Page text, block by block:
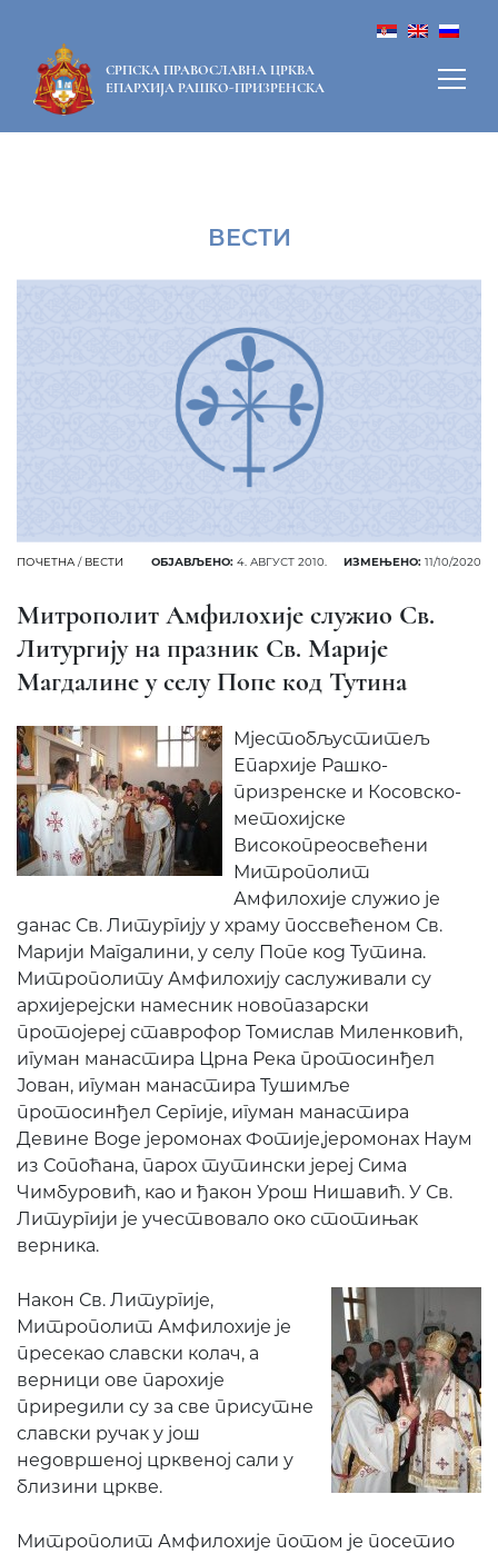
СРПСКА ПРАВОСЛАВНА ЦРКВА
ЕПАРХИЈА РАШКО-ПРИЗРЕНСКА
ВЕСТИ
ПОЧЕТНА / ВЕСТИ ОБЈАВЉЕНО: 4. АВГУСТ 2010. ИЗМЕЊЕНО: 11/10/2020
Митрополит Амфилохије служио Св.
Литургију на празник Св. Марије
Магдалине у селу Попе код Тутина
Мјестобљуститељ
Епархије Рашко-
призренске и Косовско-
метохијске
Високопреосвећени
Митрополит
Амфилохије служио је
данас Св. Литургију у храму поссвећеном Св.
Марији Магдалини, у селу Попе код Тутина.
Митрополиту Амфилохију саслуживали су
архијерејски намесник новопазарски
протојереј ставрофор Томислав Миленковић,
игуман манастира Црна Река протосинђел
Јован, игуман манастира Тушимље
протосинђел Сергије, игуман манастира
Девине Воде јеромонах Фотије,јеромонах Наум
из Сопоћана, парох тутински јереј Сима
Чимбуровић, као и ђакон Урош Нишавић. У Св.
Литургији је учествовало око стотињак
верника.
Након Св. Литургије,
Митрополит Амфилохије је
пресекао славски колач, а
верници ове парохије
приредили су за све присутне
славски ручак у још
недовршеној црквеној сали у
близини цркве.
Митрополит Амфилохије потом је посетио